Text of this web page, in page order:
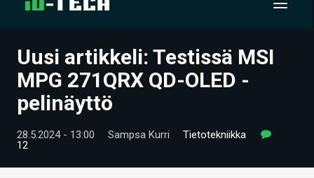
UUTISET
ARTIKKELIT
VIDEOT
Uusi artikkeli: Testissä MSI
MPG 271QRX QD-OLED -
pelinäyttö
28.5.2024 - 13:00 Sampsa Kurri
Tietotekniikka
12